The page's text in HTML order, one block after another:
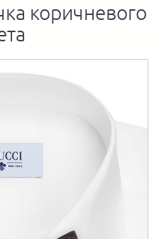
коричневого